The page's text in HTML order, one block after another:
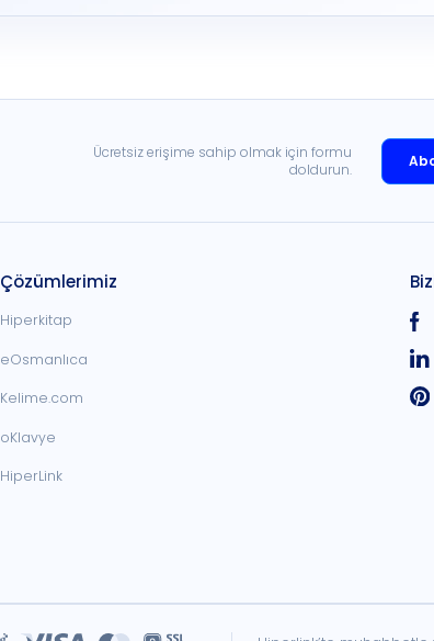
Ücretsiz erişime sahip olmak için formu
doldurun.
Çözümlerimiz
Hiperkitap
eOsmanlıca
Kelime.com
oKlavye
HiperLink